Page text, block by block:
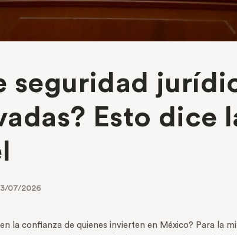
seguridad
Esto dice
07/2026
la confianza de quienes invierten en México? Para la